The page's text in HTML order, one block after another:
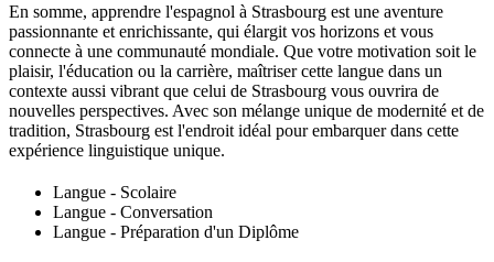
En somme, apprendre l'espagnol à Strasbourg est une aventure
passionnante et enrichissante, qui élargit vos horizons et vous
connecte à une communauté mondiale. Que votre motivation soit le
plaisir, l'éducation ou la carrière, maîtriser cette langue dans un
contexte aussi vibrant que celui de Strasbourg vous ouvrira de
nouvelles perspectives. Avec son mélange unique de modernité et de
tradition, Strasbourg est l'endroit idéal pour embarquer dans cette
expérience linguistique unique.
Langue - Scolaire
Langue - Conversation
Langue - Préparation d'un Diplôme